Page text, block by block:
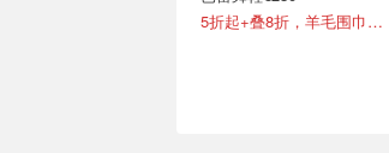
5折起+叠8折，羊毛围巾€159